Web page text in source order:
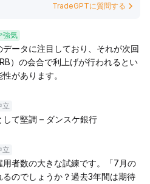
TradeGPTに質問する
強気
ータに注目しており、それが次回
）の会合で利上げが行われるとい
があります。
立
て堅調 – ダンスケ銀行
立
者数の大きな試練です。「7月の
のでしょうか？過去3年間は期待